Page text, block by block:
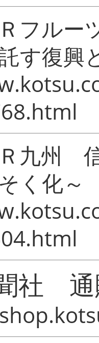
フルー
す復興
九州 信
く化～
社